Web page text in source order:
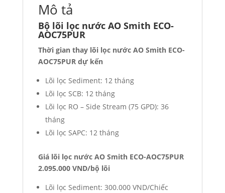
Mô tả
Bộ lõi lọc nước AO Smith ECO-
AOC75PUR
Thời gian thay lõi lọc nước AO Smith ECO-
AOC75PUR dự kến
Lõi lọc Sediment: 12 tháng
Lõi lọc SCB: 12 tháng
Lõi lọc RO – Side Stream (75 GPD): 36
tháng
Lõi lọc SAPC: 12 tháng
Giá lõi lọc nước AO Smith ECO-AOC75PUR
2.095.000 VND/bộ lõi
Lõi lọc Sediment: 300.000 VND/Chiếc